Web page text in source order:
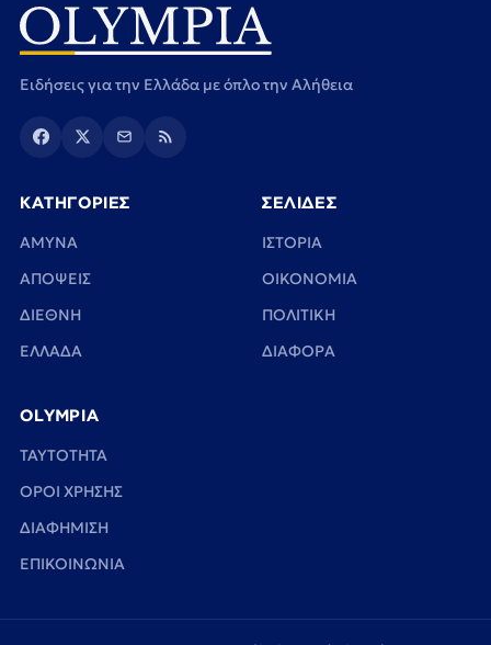
Ειδήσεις για την Ελλάδα με όπλο την Αλήθεια
ΚΑΤΗΓΟΡΙΕΣ
ΑΜΥΝΑ
ΑΠΟΨΕΙΣ
ΔΙΕΘΝΗ
ΕΛΛΑΔΑ
ΣΕΛΙΔΕΣ
ΙΣΤΟΡΙΑ
ΟΙΚΟΝΟΜΙΑ
ΠΟΛΙΤΙΚΗ
ΔΙΑΦΟΡΑ
OLYMPIA
TAYTOTHTA
ΟΡΟΙ ΧΡΗΣΗΣ
ΔΙΑΦΗΜΙΣΗ
ΕΠΙΚΟΙΝΩΝΙΑ